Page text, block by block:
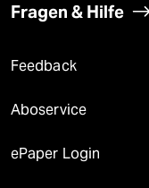
Fragen & Hilfe
Feedback
Aboservice
ePaper Login